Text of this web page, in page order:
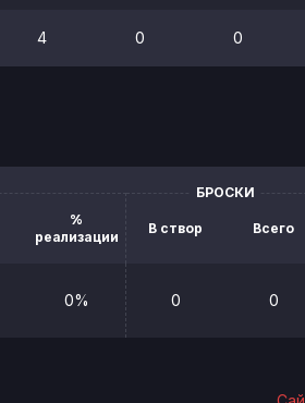
4 0 0
%
реализации
БРОСКИ
В створ Всего
0% 0 0